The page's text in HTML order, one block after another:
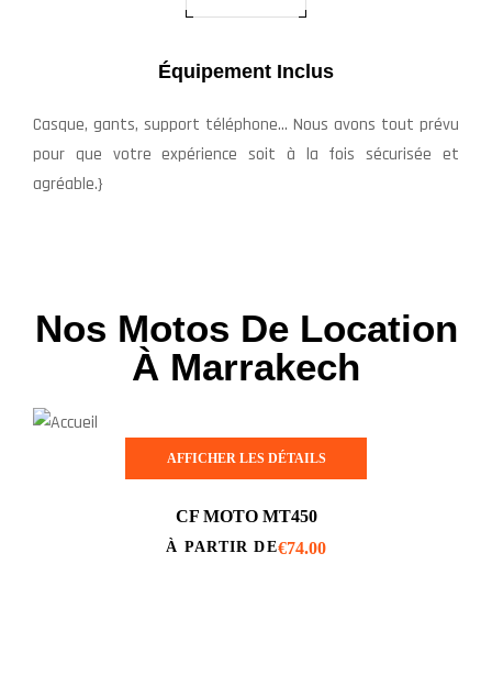
Équipement Inclus
Casque, gants, support téléphone… Nous avons tout prévu
pour que votre expérience soit à la fois sécurisée et
agréable.}
Nos Motos De Location
À Marrakech
AFFICHER LES DÉTAILS
CF MOTO MT450
À PARTIR DE€74.00